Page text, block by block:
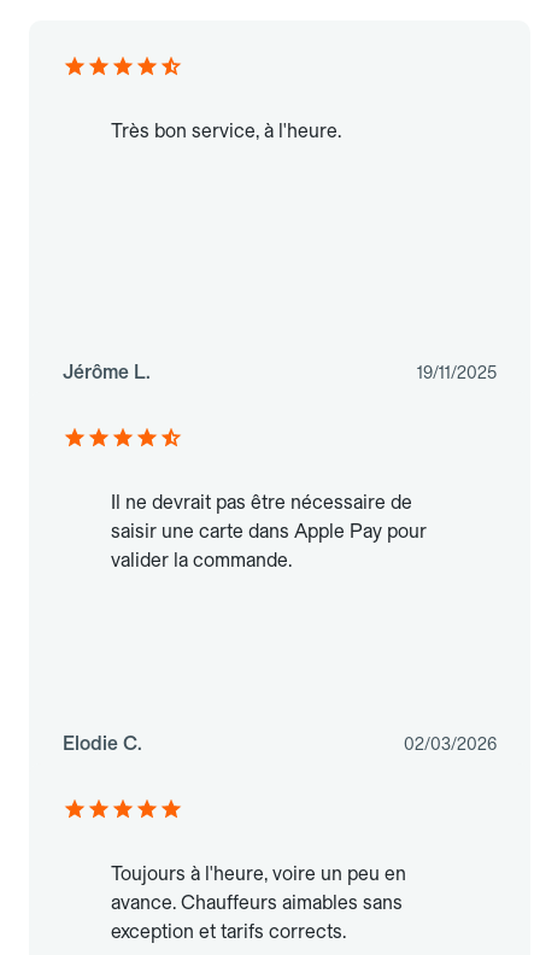
Très bon service, à l'heure.
Jérôme L. 19/11/2025
Il ne devrait pas être nécessaire de
saisir une carte dans Apple Pay pour
valider la commande.
Elodie C. 02/03/2026
Toujours à l'heure, voire un peu en
avance. Chauffeurs aimables sans
exception et tarifs corrects.